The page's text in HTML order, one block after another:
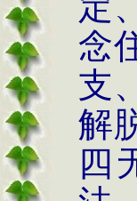
念
支
解
四